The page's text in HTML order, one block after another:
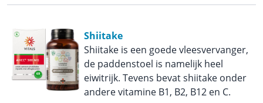
Shiitake
Shiitake is een goede vleesvervanger,
de paddenstoel is namelijk heel
eiwitrijk. Tevens bevat shiitake onder
andere vitamine B1, B2, B12 en C.